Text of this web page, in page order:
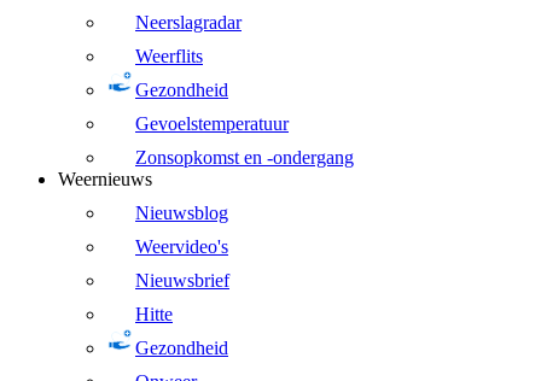
Neerslagradar
Weerflits
Gezondheid
Gevoelstemperatuur
Zonsopkomst en -ondergang
Weernieuws
Nieuwsblog
Weervideo's
Nieuwsbrief
Hitte
Gezondheid